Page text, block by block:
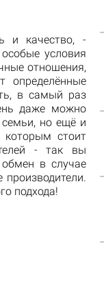
и качество, -
условия
отношения,
определённые
в самый раз
даже можно
но ещё и
которым стоит
- так вы
в случае
производители.
подхода!